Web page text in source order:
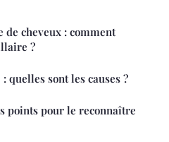
cheveux : comment
?
quelles sont les causes ?
points pour le reconnaître